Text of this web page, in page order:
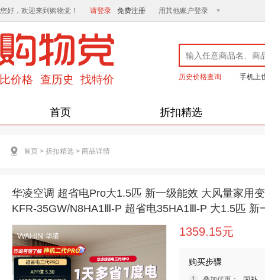
您好，欢迎来到购物党！ 请登录 免费注册 用其他账户登录
历史价格查询 手机上
首页 折扣精选
首页 > 折扣精选 > 商品详情
华凌空调 超省电Pro大1.5匹 新一级能效 大风量家用
KFR-35GW/N8HA1Ⅲ-P 超省电35HA1Ⅲ-P 大1.5匹 新
1359.15元
购买步骤